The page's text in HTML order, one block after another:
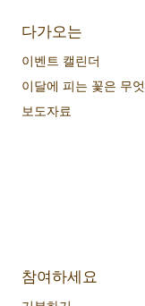
다가오는
이벤트 캘린더
이달에 피는 꽃은 무
보도자료
참여하세요